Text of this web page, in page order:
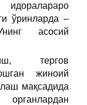
ўринларда –
асосий
тергов
жиноий
мақсадида